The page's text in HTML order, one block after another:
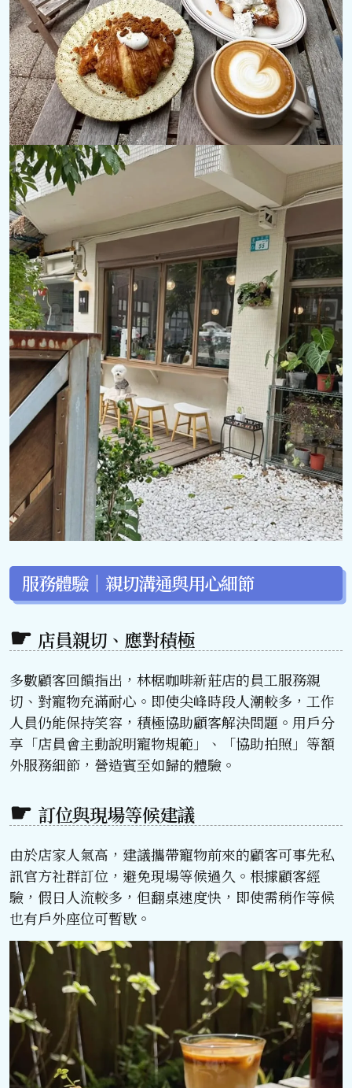
服務體驗｜親切溝通與用心細節
店員親切、應對積極
多數顧客回饋指出，林椐咖啡新莊店的員工服務親
切、對寵物充滿耐心。即使尖峰時段人潮較多，工作
人員仍能保持笑容，積極協助顧客解決問題。用戶分
享「店員會主動說明寵物規範」、「協助拍照」等額
外服務細節，營造賓至如歸的體驗。
訂位與現場等候建議
由於店家人氣高，建議攜帶寵物前來的顧客可事先私
訊官方社群訂位，避免現場等候過久。根據顧客經
驗，假日人流較多，但翻桌速度快，即使需稍作等候
也有戶外座位可暫歇。